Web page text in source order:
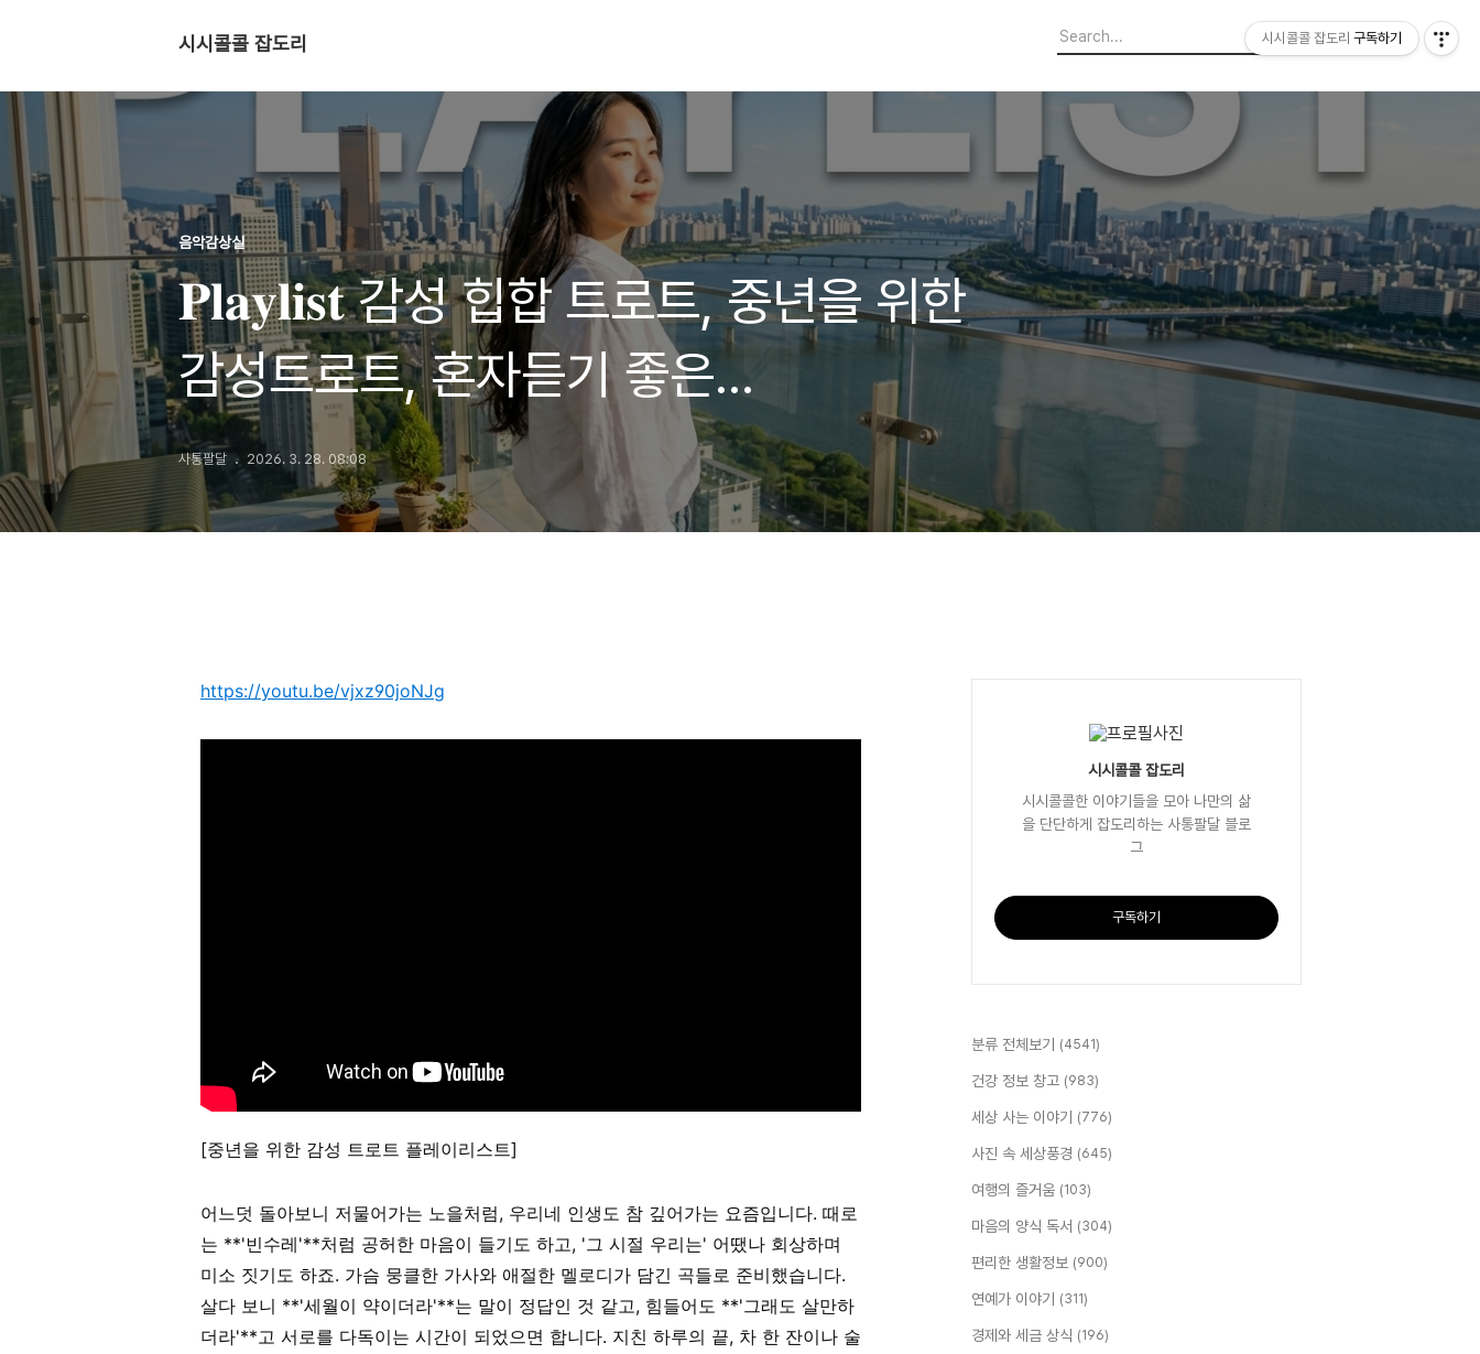
시시콜콜 잡도리
음악감상실
𝐏𝐥𝐚𝐲𝐥𝐢𝐬𝐭 감성 힙합 트로트, 중년을 위한
감성트로트, 혼자듣기 좋은
노래,#TrotPlaylist #플레이리스트 #
중년트로트 #감성트로트 #트로트메들리
사통팔달 2026. 3. 28. 08:08
https://youtu.be/vjxz90joNJg
[중년을 위한 감성 트로트 플레이리스트]
어느덧 돌아보니 저물어가는 노을처럼, 우리네 인생도 참 깊어가는 요즘입니다. 때로
는 **'빈수레'**처럼 공허한 마음이 들기도 하고, '그 시절 우리는' 어땠나 회상하며
미소 짓기도 하죠. 가슴 뭉클한 가사와 애절한 멜로디가 담긴 곡들로 준비했습니다.
살다 보니 **'세월이 약이더라'**는 말이 정답인 것 같고, 힘들어도 **'그래도 살만하
더라'**고 서로를 다독이는 시간이 되었으면 합니다. 지친 하루의 끝, 차 한 잔이나 술
시시콜콜 잡도리
시시콜콜한 이야기들을 모아 나만의 삶
을 단단하게 잡도리하는 사통팔달 블로
그
구독하기
분류 전체보기 (4541)
건강 정보 창고 (983)
세상 사는 이야기 (776)
사진 속 세상풍경 (645)
여행의 즐거움 (103)
마음의 양식 독서 (304)
편리한 생활정보 (900)
연예가 이야기 (311)
경제와 세금 상식 (196)
시시콜콜 잡도리 구독하기